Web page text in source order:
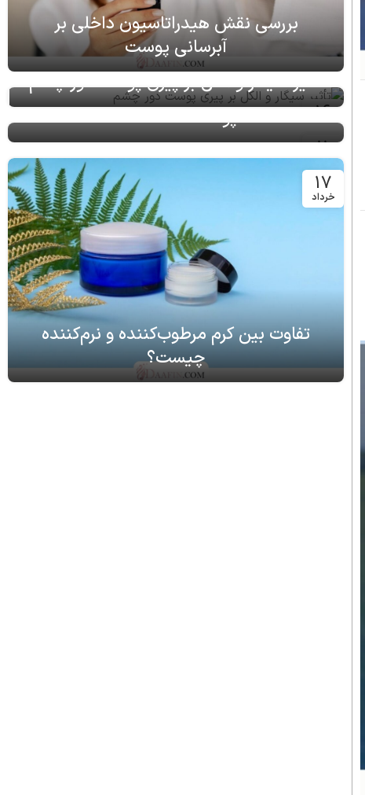
بررسی نقش هیدراتاسیون داخلی بر
آبرسانی پوست
16
مرداد
تأثیر سیگار و الکل بر پیری پوست دور چشم
11
مرداد
آیا تونر می‌تواند به کاهش چروک‌های
پوست کمک کند؟
17